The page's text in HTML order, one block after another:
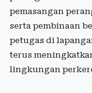
pemasangan
serta pembinaan
petugas di
terus
lingkungan